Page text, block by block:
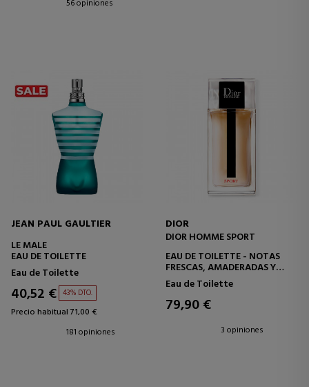
56 opiniones
JEAN PAUL GAULTIER
LE MALE
EAU DE TOILETTE
Eau de Toilette
40,52 € 43% DTO.
Precio habitual 71,00 €
181 opiniones
DIOR
DIOR HOMME SPORT
EAU DE TOILETTE - NOTAS
FRESCAS, AMADERADAS Y
ESPECIADAS
Eau de Toilette
79,90 €
3 opiniones